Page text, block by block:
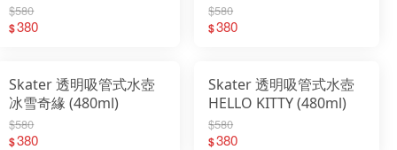
$580
$380
$580
$380
Skater 透明吸管式水壺
冰雪奇緣 (480ml)
$580
$380
Skater 透明吸管式水壺
HELLO KITTY (480ml)
$580
$380